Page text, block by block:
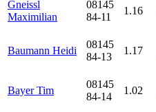
Gneissl
Maximilian
08145
84-11
1.16
Baumann Heidi
08145
84-13
1.17
Bayer Tim
08145
84-14
1.02